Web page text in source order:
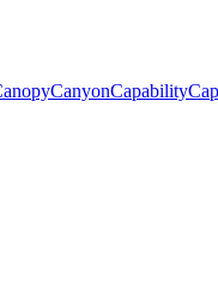
CanyonCapability